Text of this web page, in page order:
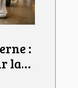
:
la